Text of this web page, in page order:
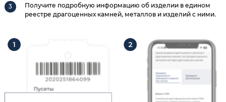
Получите подробную информацию об изделии в едином
реестре драгоценных камней, металлов и изделий с ними.